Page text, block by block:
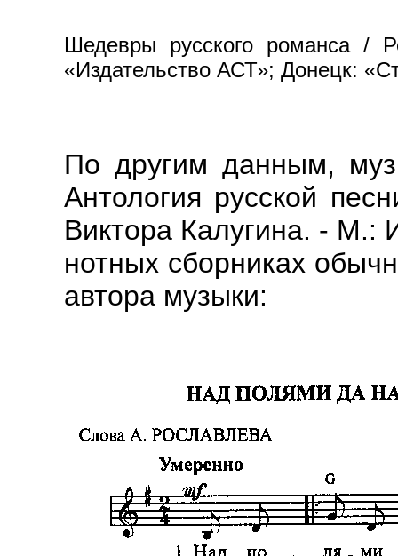
Шедевры русского романса
«Издательство АСТ»; Донецк:
По другим данным,
Антология русской
Виктора Калугина. - М.:
нотных сборниках
автора музыки: